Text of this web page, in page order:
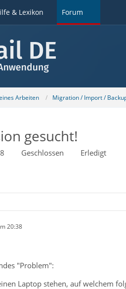
& Lexikon Forum
Arbeiten Migration / Import /
gesucht!
Geschlossen Erledigt
20:38
"Problem":
Laptop stehen, auf welchem